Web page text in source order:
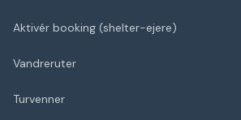
Aktivér booking (shelter-ejere)
Vandreruter
Turvenner